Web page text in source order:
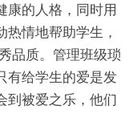
康的人格，同时用
情地帮助学生，
品质。管理班级琐
有给学生的爱是发
到被爱之乐，他们